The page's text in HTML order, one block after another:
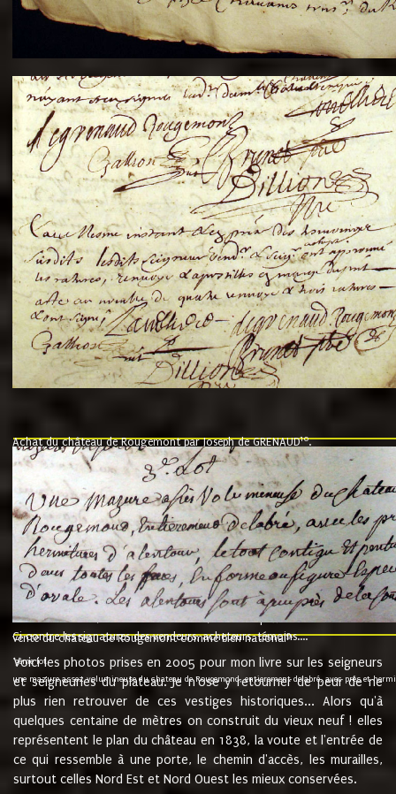
Achat du château de Rougemont par Joseph de GRENAUD10.
"l'an mil six cent soixante treze le ving neuvième jour du mois de
nommé fut présent Messire Claude Guillaume de Moyriat chevalier baron
vend, purement simplement et irrevocablement a monseigneur monsieur
et chavannes conseiller du roy au parlement de Bourgogne, present et
que le dit seigneur Baron de la Vellière a sur ses hommes, indivisables et
de la Velliere tout ainsi et comme le dit seigneur Baron et ses
présent......"
suivent les rentes, donation des terriers, etc... au prix de 880 livre louis
Ci contre les signatures des vendeurs, acheteurs, témoins....
vente du château de Rougemont comme bien national9.
"3ème lot
une mazure assez volumineuse du chateau de Rougemond, entierement delabré, avec près et
Voici les photos prises en 2005 pour mon livre sur les seigneurs
et seigneuries du plateau. Je n'ose y retourner de peur de ne
plus rien retrouver de ces vestiges historiques... Alors qu'à
quelques centaine de mètres on construit du vieux neuf ! elles
représentent le plan du château en 1838, la voute et l'entrée de
ce qui ressemble à une porte, le chemin d'accès, les murailles,
surtout celles Nord Est et Nord Ouest les mieux conservées.